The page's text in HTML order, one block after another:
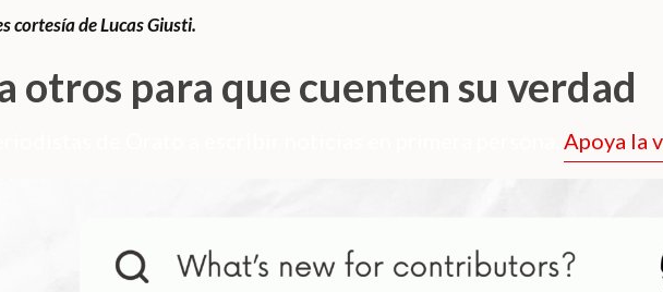
cortesía de Lucas Giusti.
otros para que cuenten su verdad
Apoya la